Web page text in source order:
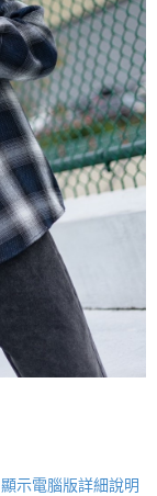
顯示電腦版詳細說明